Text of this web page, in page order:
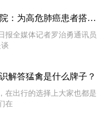
娄底市第一人民医院：为高危肺癌患者搭建生命之桥
报全媒体记者罗治勇通讯员
解答猛禽是什么牌子？
在出行的选择上大家也都是
在